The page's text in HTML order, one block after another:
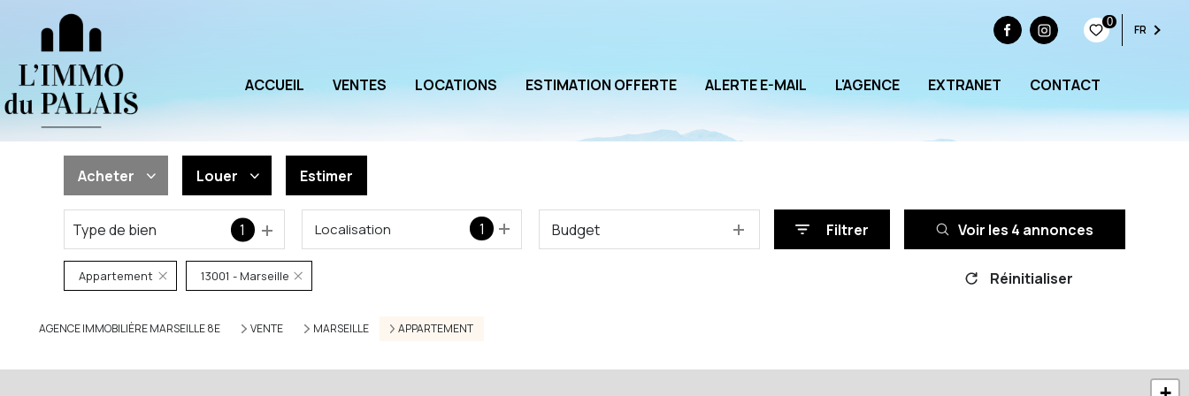
0
FR
ACCUEIL VENTES LOCATIONS ESTIMATION OFFERTE ALERTE E-MAIL L'AGENCE EXTRANET CONTACT
Acheter
De l'ancien
De l'immo pro
Louer
à l'année
De l'immo pro
Estimer
Type de bien 1 1
Localisation Budget Filtrer Voir les 4 annonces
Appartement 13001 - Marseille Réinitialiser
AGENCE IMMOBILIÈRE MARSEILLE 8E VENTE MARSEILLE APPARTEMENT